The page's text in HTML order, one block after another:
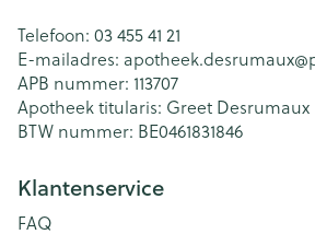
Telefoon: 03 455 41 21
E-mailadres: apotheek.desrumaux@
APB nummer: 113707
Apotheek titularis: Greet Desrumaux
BTW nummer: BE0461831846
Klantenservice
FAQ